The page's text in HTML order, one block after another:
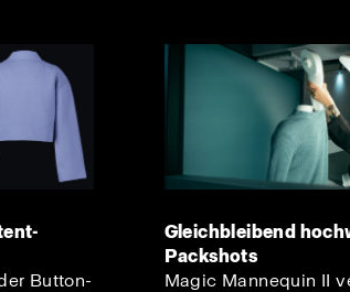
Button-
Gleichbleibend
Packshots
Magic Mannequin II